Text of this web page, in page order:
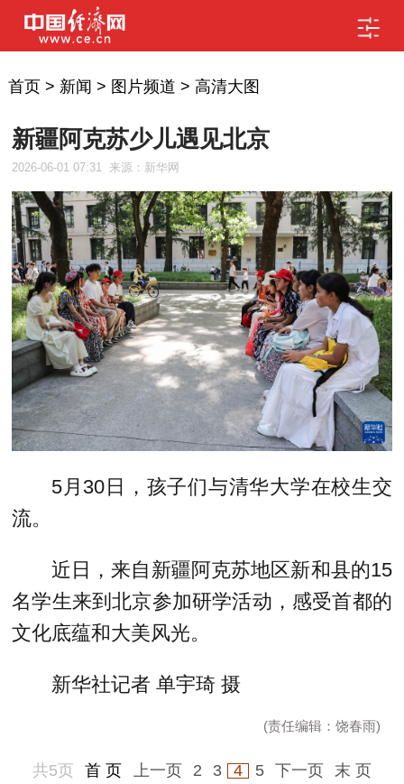
首页> 新闻 > 图片频道 > 高清大图
新疆阿克苏少儿遇见北京
2026-06-01 07:31 来源：新华网
5月30日，孩子们与清华大学在校生交
流。
近日，来自新疆阿克苏地区新和县的15
名学生来到北京参加研学活动，感受首都的
文化底蕴和大美风光。
新华社记者 单宇琦 摄
(责任编辑：饶春雨)
共5页 首 页 上一页 2 3 4 5 下一页 末 页